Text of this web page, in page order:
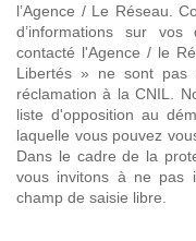
l’Agence / Le Réseau.
d’informations sur
contacté l'Agence / le
Libertés » ne sont pas
réclamation à la CNIL.
liste d'opposition au
laquelle vous pouvez
Dans le cadre de la
vous invitons à ne pas
champ de saisie libre.